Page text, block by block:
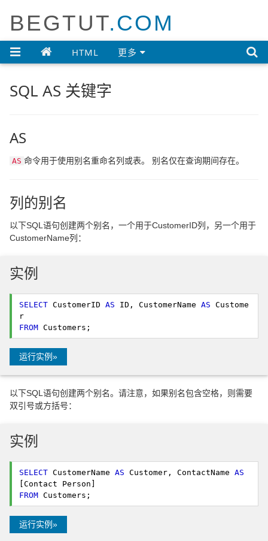
BEGTUT.COM
HTML 更多 
SQL AS 关键字
AS
AS 命令用于使用别名重命名列或表。 别名仅在查询期间存在。
列的别名
以下SQL语句创建两个别名，一个用于CustomerID列，另一个用于
CustomerName列：
实例
SELECT CustomerID AS ID, CustomerName AS Custome
FROM Customers;
运行实例»
以下SQL语句创建两个别名。请注意，如果别名包含空格，则需要
双引号或方括号：
实例
SELECT CustomerName AS Customer, ContactName AS
FROM Customers;
运行实例»